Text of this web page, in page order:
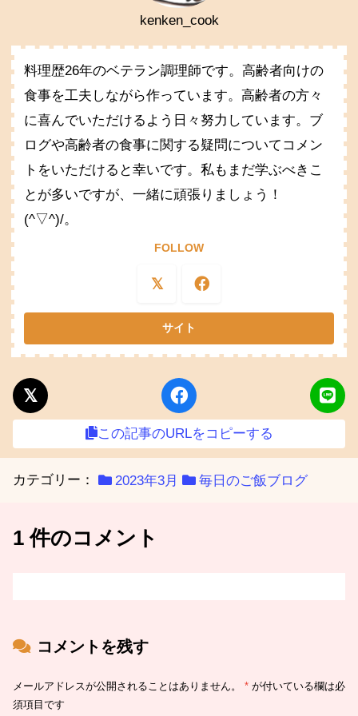
kenken_cook
料理歴26年のベテラン調理師です。高齢者向けの
食事を工夫しながら作っています。高齢者の方々
に喜んでいただけるよう日々努力しています。ブ
ログや高齢者の食事に関する疑問についてコメン
トをいただけると幸いです。私もまだ学ぶべきこ
とが多いですが、一緒に頑張りましょう！
(^▽^)/。
FOLLOW
この記事のURLをコピーする
カテゴリー： 2023年3月 毎日のご飯ブログ
1 件のコメント
コメントを残す
メールアドレスが公開されることはありません。 * が付いている欄は必
須項目です